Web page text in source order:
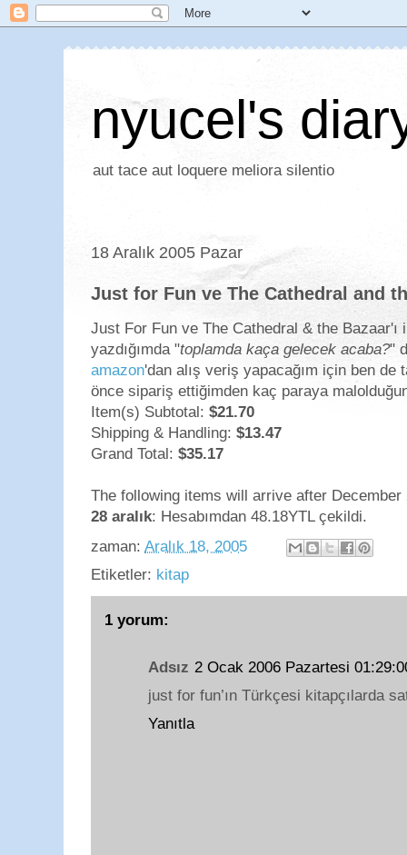
nyucel's
aut tace aut loquere meliora silentio
18 Aralık 2005 Pazar
Just for Fun ve The Cathedral and
Just For Fun ve The Cathedral & the
yazdığımda "toplamda kaça gelecek acaba?"
amazon'dan alış veriş yapacağım için ben
önce sipariş ettiğimden kaç paraya
Item(s) Subtotal: $21.70
Shipping & Handling: $13.47
Grand Total: $35.17
The following items will arrive after December
28 aralık: Hesabımdan 48.18YTL çekildi.
zaman: Aralık 18, 2005
Etiketler: kitap
1 yorum:
Adsız 2 Ocak 2006 Pazartesi
just for fun’ın Türkçesi kitapçılarda
Yanıtla